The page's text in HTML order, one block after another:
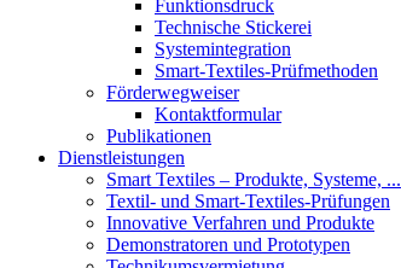
Funktionsdruck
Technische Stickerei
Systemintegration
Smart-Textiles-Prüfmethoden
Förderwegweiser
Kontaktformular
Publikationen
Dienstleistungen
Smart Textiles – Produkte, Systeme, ...
Textil- und Smart-Textiles-Prüfungen
Innovative Verfahren und Produkte
Demonstratoren und Prototypen